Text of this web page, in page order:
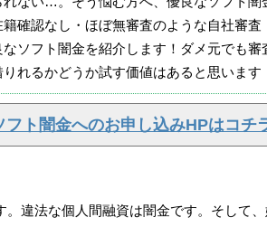
確認なし・ほぼ無審査のような自社審査
ソフト闇金を紹介します！ダメ元でも審
れるかどうか試す価値はあると思います
フト闇金へのお申し込みHPはコチ
。違法な個人間融資は闇金です。そして